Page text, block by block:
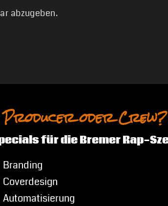
abzugeben.
oder Crew?
für die Bremer Rap-
Branding
Coverdesign
Automatisierung